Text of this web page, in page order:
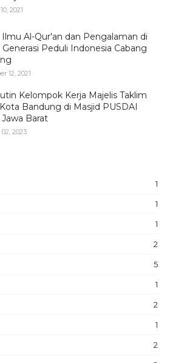
2021
Ilmu Al-Qur'an dan Pengalaman di
Generasi Peduli Indonesia Cabang
12, 2021
Kelompok Kerja Majelis Taklim
Bandung di Masjid PUSDAI
Barat
2023
1
1
1
2
5
1
2
1
2